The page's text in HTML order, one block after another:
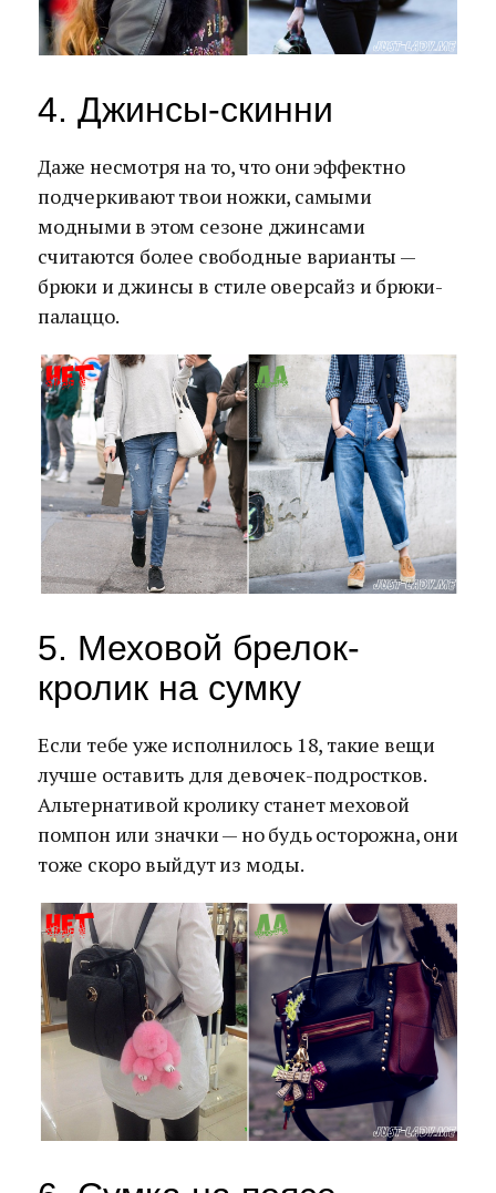
4. Джинсы-скинни
Даже несмотря на то, что они эффектно
подчеркивают твои ножки, самыми
модными в этом сезоне джинсами
считаются более свободные варианты —
брюки и джинсы в стиле оверсайз и брюки-
палаццо.
5. Меховой брелок-
кролик на сумку
Если тебе уже исполнилось 18, такие вещи
лучше оставить для девочек-подростков.
Альтернативой кролику станет меховой
помпон или значки — но будь осторожна, они
тоже скоро выйдут из моды.